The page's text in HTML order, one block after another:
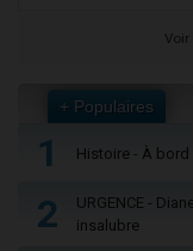
+ Populaires
1 Histoire - À bord
2
URGENCE -
insalubre